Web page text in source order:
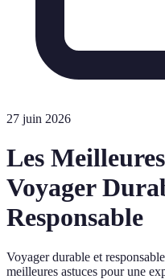
27 juin 2026
Les
Voyager
Responsable
Voyager durable et
meilleures astuces pour une